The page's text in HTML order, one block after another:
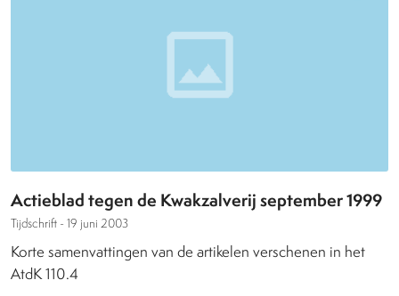
Actieblad tegen de Kwakzalverij september 1999
Tijdschrift - 19 juni 2003
Korte samenvattingen van de artikelen verschenen in het
AtdK 110.4